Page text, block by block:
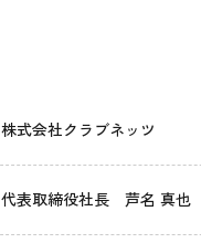
株式会社クラブネッツ
代表取締役社長 芦名 真也